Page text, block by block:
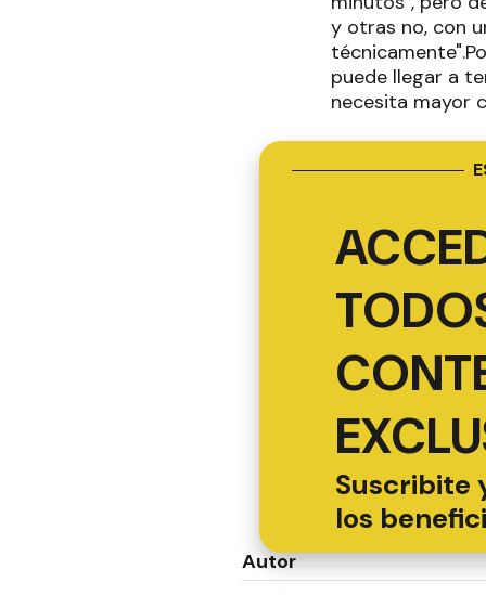
y otras no, con
puede llegar a
necesita mayor
Suscribite
los
Autor